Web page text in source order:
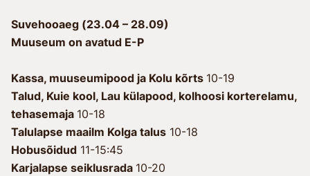
Suvehooaeg (23.04 – 28.09)
Muuseum on avatud E-P
Kassa, muuseumipood ja Kolu kõrts 10-19
Talud, Kuie kool, Lau külapood, kolhoosi korterelamu,
tehasemaja 10-18
Talulapse maailm Kolga talus 10-18
Hobusõidud 11-15:45
Karjalapse seiklusrada 10-20